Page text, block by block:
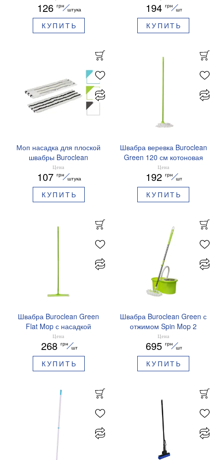
126 грн
штука
КУПИТЬ
130 г 10300119
194 грн
шт
КУПИТЬ
Моп насадка для плоской
швабры Buroclean
10300105 ассорти
Цена
107 грн
штука
КУПИТЬ
Швабра веревка Buroclean
Green 120 см котоновая
насадка 200 г 10300118
Цена
192 грн
шт
КУПИТЬ
Швабра Buroclean Green
Flat Mop с насадкой
микрофибра на липучке
70-120 см 44x13 см
10300116
Цена
268 грн
шт
КУПИТЬ
Швабра Buroclean Green с
отжимом Spin Mop 2
сменные насадки
10300115
Цена
695 грн
шт
КУПИТЬ